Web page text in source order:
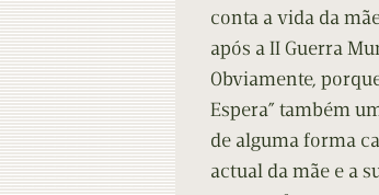
conta a vida da
após a II Guerra
Obviamente,
Espera” também
de alguma forma
actual da mãe e a